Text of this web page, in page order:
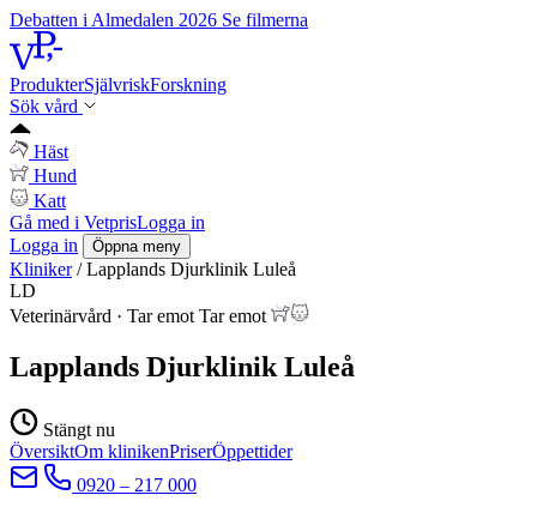
Debatten i Almedalen 2026 Se filmerna
ProdukterSjälvriskForskning
Sök vård
Häst
Hund
Katt
Gå med i VetprisLogga in
Logga in
Öppna meny
Kliniker / Lapplands Djurklinik Luleå
LD
Veterinärvård · Tar emot Tar emot
Lapplands Djurklinik Luleå
Stängt nu
ÖversiktOm klinikenPriserÖppettider
0920 – 217 000